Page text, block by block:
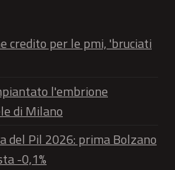
credito per le pmi, 'bruciati
l'embrione
di Milano
del Pil 2026: prima Bolzano
-0,1%